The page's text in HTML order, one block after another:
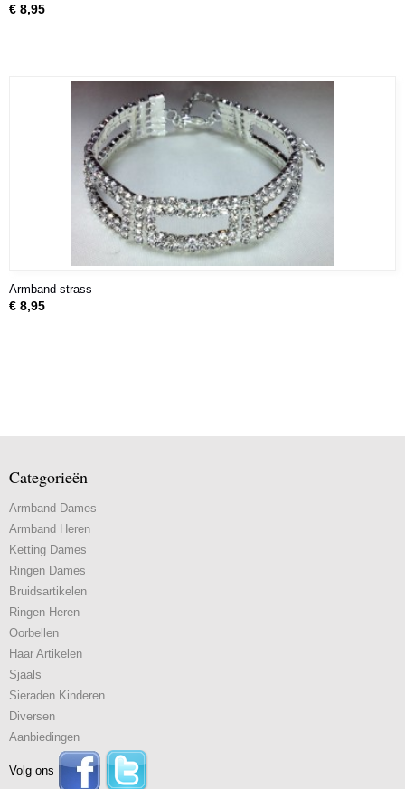
€ 8,95
Armband strass
€ 8,95
Categorieën
Armband Dames
Armband Heren
Ketting Dames
Ringen Dames
Bruidsartikelen
Ringen Heren
Oorbellen
Haar Artikelen
Sjaals
Sieraden Kinderen
Diversen
Aanbiedingen
Volg ons